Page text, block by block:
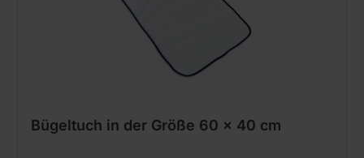
Bügeltuch in der Größe 60 x 40 cm